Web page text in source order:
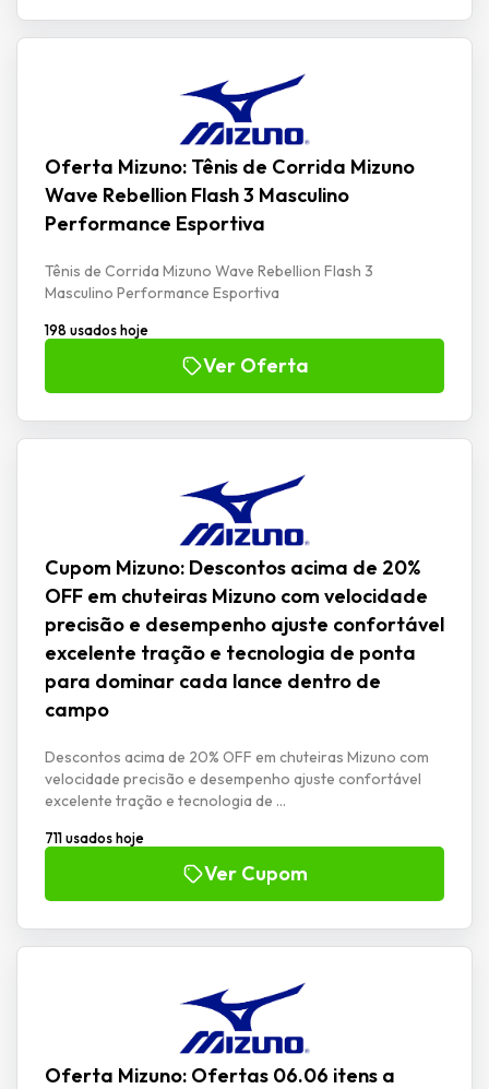
Oferta Mizuno: Tênis de Corrida Mizuno
Wave Rebellion Flash 3 Masculino
Performance Esportiva
Tênis de Corrida Mizuno Wave Rebellion Flash 3
Masculino Performance Esportiva
198 usados hoje
Ver Oferta
Cupom Mizuno: Descontos acima de 20%
OFF em chuteiras Mizuno com velocidade
precisão e desempenho ajuste confortável
excelente tração e tecnologia de ponta
para dominar cada lance dentro de
campo
Descontos acima de 20% OFF em chuteiras Mizuno com
velocidade precisão e desempenho ajuste confortável
excelente tração e tecnologia de ...
711 usados hoje
Ver Cupom
Oferta Mizuno: Ofertas 06.06 itens a